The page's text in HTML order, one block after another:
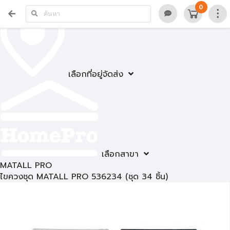
เลือกที่อยู่จัดส่ง
เลือกสาขา
0
MATALL PRO
ไขควงชุด MATALL PRO 536234 (ชุด 34 ชิ้น)